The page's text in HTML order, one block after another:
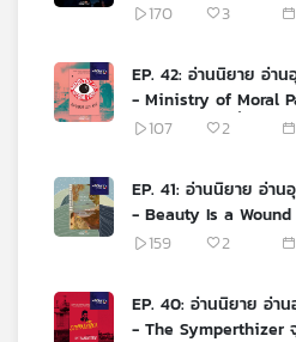
170
3
EP. 42: อ่านนิยาย อ่าน
- Ministry of Moral
รวมเรื่องสั้นสุดล้ำสะท้อ
107 2
EP. 41: อ่านนิยาย อ่าน
- Beauty Is a
สัจนิยมมหัศจรรย์อินโดนี
159 2
EP. 40: อ่านนิยาย อ่าน
- The Symperthizer